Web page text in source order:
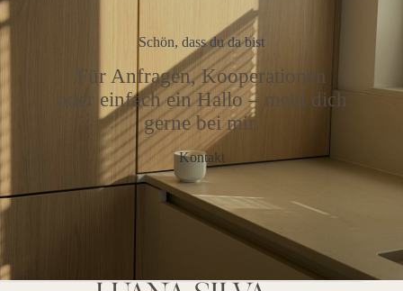
Schön, dass du da bist
Für Anfragen, Kooperationen
oder einfach ein Hallo – meld dich
gerne bei mir.
Kontakt